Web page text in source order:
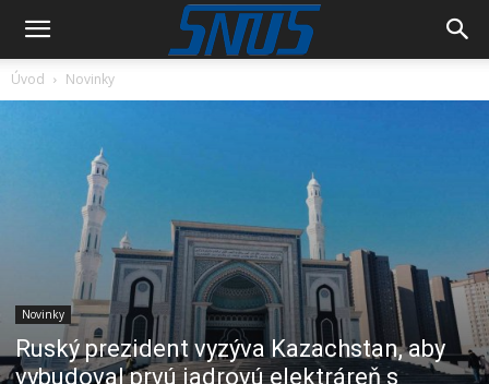
Úvod Novinky
Novinky
Ruský prezident vyzýva Kazachstan, aby
vybudoval prvú jadrovú elektráreň s